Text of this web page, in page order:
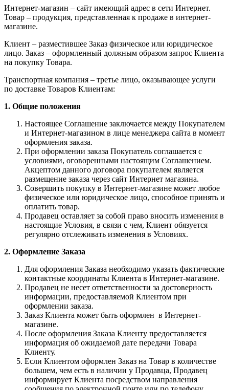
Интернет-магазин – сайт имеющий адрес в сети Интернет.
Товар – продукция, представленная к продаже в интернет-
магазине.
Клиент – разместившее Заказ физическое или юридическое
лицо. Заказ – оформленный должным образом запрос Клиента
на покупку Товара.
Транспортная компания – третье лицо, оказывающее услуги
по доставке Товаров Клиентам:
1. Общие положения
Настоящее Соглашение заключается между Покупателем
и Интернет-магазином в лице менеджера сайта в момент
оформления заказа.
При оформлении заказа Покупатель соглашается с
условиями, оговоренными настоящим Соглашением.
Акцептом данного договора покупателем является
размещение заказа через сайт Интернет магазина.
Совершить покупку в Интернет-магазине может любое
физическое или юридическое лицо, способное принять и
оплатить товар.
Продавец оставляет за собой право вносить изменения в
настоящие Условия, в связи с чем, Клиент обязуется
регулярно отслеживать изменения в Условиях.
2. Оформление Заказа
Для оформления Заказа необходимо указать фактические
контактные координаты Клиента в Интернет-магазине.
Продавец не несет ответственности за достоверность
информации, предоставляемой Клиентом при
оформлении заказа.
Заказ Клиента может быть оформлен в Интернет-
магазине.
После оформления Заказа Клиенту предоставляется
информация об ожидаемой дате передачи Товара
Клиенту.
Если Клиентом оформлен Заказ на Товар в количестве
большем, чем есть в наличии у Продавца, Продавец
информирует Клиента посредством направления